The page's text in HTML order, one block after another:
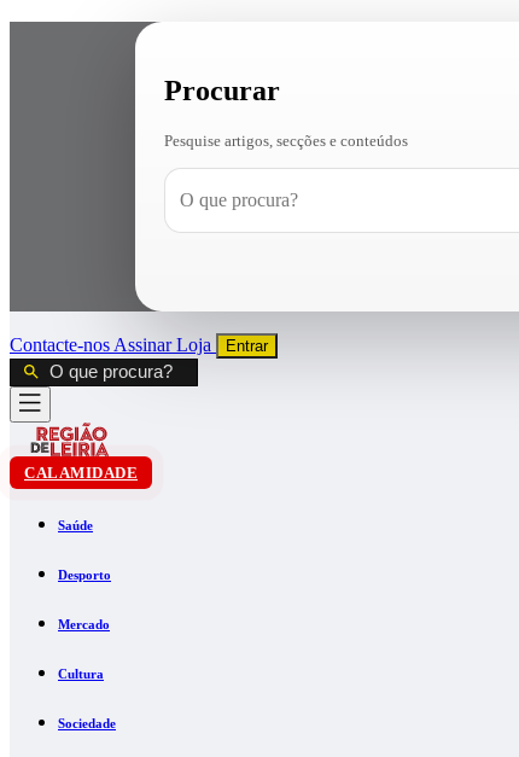
Procurar
Pesquise artigos, secções e conteúdos
Contacte-nos AssinarLoja Entrar
CALAMIDADE
Saúde
Desporto
Mercado
Cultura
Sociedade